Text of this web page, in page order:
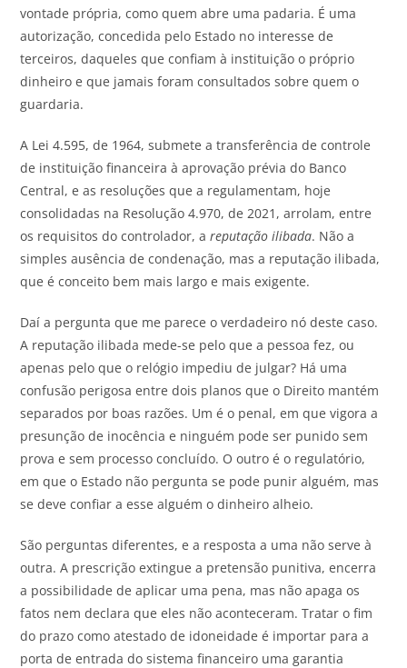
vontade própria, como quem abre uma padaria. É uma
autorização, concedida pelo Estado no interesse de
terceiros, daqueles que confiam à instituição o próprio
dinheiro e que jamais foram consultados sobre quem o
guardaria.
A Lei 4.595, de 1964, submete a transferência de controle
de instituição financeira à aprovação prévia do Banco
Central, e as resoluções que a regulamentam, hoje
consolidadas na Resolução 4.970, de 2021, arrolam, entre
os requisitos do controlador, areputação ilibada. Não a
simples ausência de condenação, mas a reputação ilibada,
que é conceito bem mais largo e mais exigente.
Daí a pergunta que me parece o verdadeiro nó deste caso.
A reputação ilibada mede-se pelo que a pessoa fez, ou
apenas pelo que o relógio impediu de julgar? Há uma
confusão perigosa entre dois planos que o Direito mantém
separados por boas razões. Um é o penal, em que vigora a
presunção de inocência e ninguém pode ser punido sem
prova e sem processo concluído. O outro é o regulatório,
em que o Estado não pergunta se pode punir alguém, mas
se deve confiar a esse alguém o dinheiro alheio.
São perguntas diferentes, e a resposta a uma não serve à
outra. A prescrição extingue a pretensão punitiva, encerra
a possibilidade de aplicar uma pena, mas não apaga os
fatos nem declara que eles não aconteceram. Tratar o fim
do prazo como atestado de idoneidade é importar para a
porta de entrada do sistema financeiro uma garantia